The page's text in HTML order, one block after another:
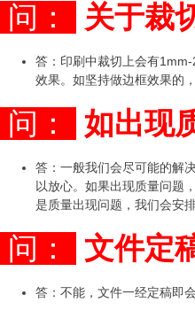
问： 关于裁
答：印刷中裁切上会有
效果。如坚持做边框效果的
问： 如出现
答：一般我们会尽可能的解
以放心。如果出现质量问题
是质量出现问题，我们会安
问： 文件定
答：不能，文件一经定稿即